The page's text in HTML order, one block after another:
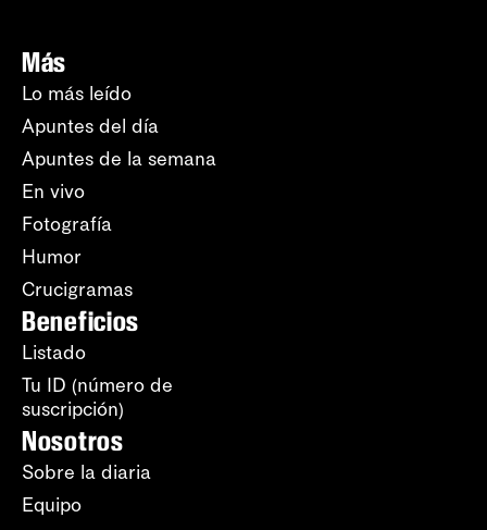
Más
Lo más leído
Apuntes del día
Apuntes de la semana
En vivo
Fotografía
Humor
Crucigramas
Beneficios
Listado
Tu ID (número de
suscripción)
Nosotros
Sobre la diaria
Equipo